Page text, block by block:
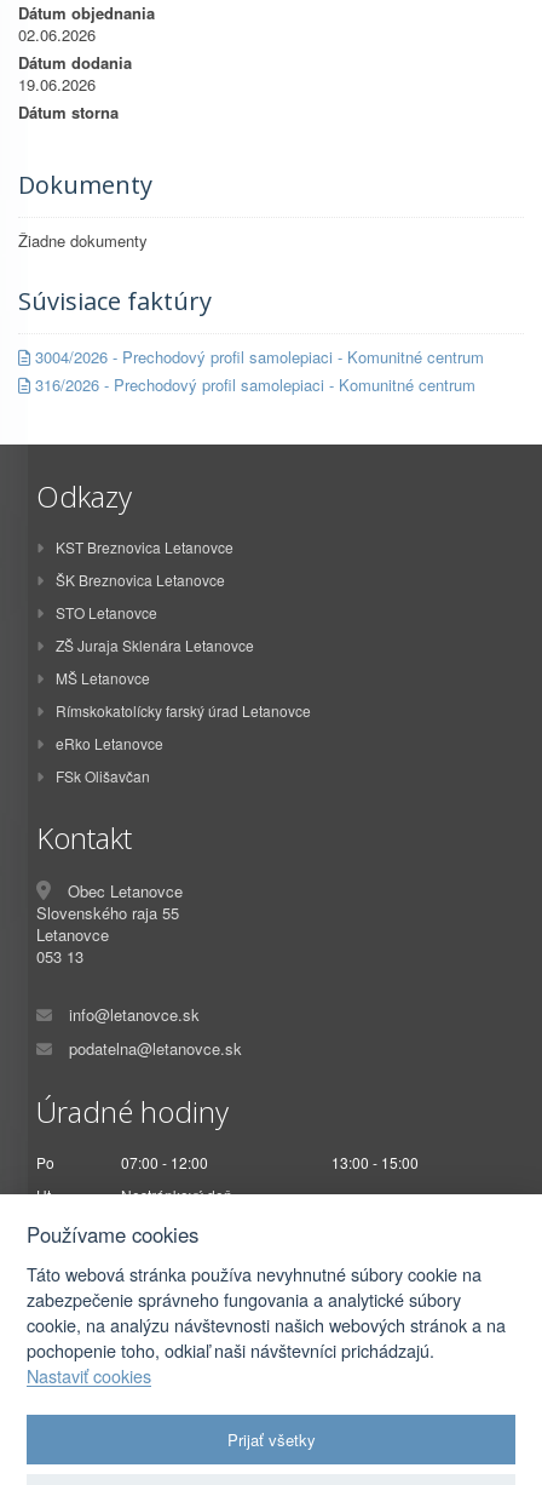
Dátum objednania
02.06.2026
Dátum dodania
19.06.2026
Dátum storna
Dokumenty
Žiadne dokumenty
Súvisiace faktúry
3004/2026 - Prechodový profil samolepiaci - Komunitné centrum
316/2026 - Prechodový profil samolepiaci - Komunitné centrum
Odkazy
KST Breznovica Letanovce
ŠK Breznovica Letanovce
STO Letanovce
ZŠ Juraja Sklenára Letanovce
MŠ Letanovce
Rímskokatolícky farský úrad Letanovce
eRko Letanovce
FSk Olišavčan
Kontakt
Obec Letanovce
Slovenského raja 55
Letanovce
053 13
info@letanovce.sk
podatelna@letanovce.sk
Úradné hodiny
Po 07:00 - 12:00
13:00 - 15:00
Ut
Nestránkový deň
St
07:00 - 12:00
Pi
07:00 - 12:30
Ochrana osobných údajov|Prístupnosť
Používame cookies
Táto webová stránka používa nevyhnutné súbory cookie na
zabezpečenie správneho fungovania a analytické súbory
cookie, na analýzu návštevnosti našich webových stránok a na
pochopenie toho, odkiaľ naši návštevníci prichádzajú.
Nastaviť cookies
Prijať všetky